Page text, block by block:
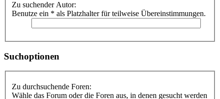
Zu suchender Autor:
Benutze ein * als Platzhalter für teilweise Übereinstimmungen.
Suchoptionen
Zu durchsuchende Foren:
Wähle das Forum oder die Foren aus, in denen gesucht werden